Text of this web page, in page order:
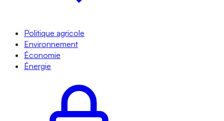
Politique agricole
Environnement
Économie
Énergie